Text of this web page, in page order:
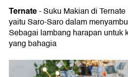
Ternate- Suku Makian di
yaitu Saro-Saro dalam
Sebagai lambang harapan untuk
yang bahagia